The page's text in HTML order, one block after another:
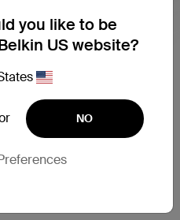
you like to be
US website?
NO